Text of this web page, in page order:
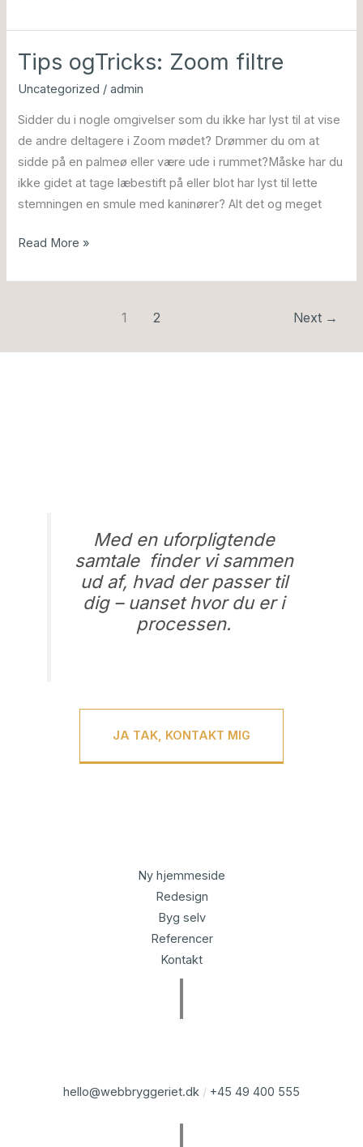
Tips ogTricks: Zoom filtre
Uncategorized /admin
Sidder du i nogle omgivelser som du ikke har lyst til at vise
de andre deltagere i Zoom mødet? Drømmer du om at
sidde på en palmeø eller være ude i rummet?Måske har du
ikke gidet at tage læbestift på eller blot har lyst til lette
stemningen en smule med kaninører? Alt det og meget
Tips
ogTricks:
filtre
Read More »
1 2 Next →
Med en uforpligtende
samtale finder vi sammen
ud af, hvad der passer til
dig – uanset hvor du er i
processen.
JA TAK, KONTAKT MIG
Ny hjemmeside
Redesign
Byg selv
Referencer
Kontakt
hello@webbryggeriet.dk / +45 49 400 555